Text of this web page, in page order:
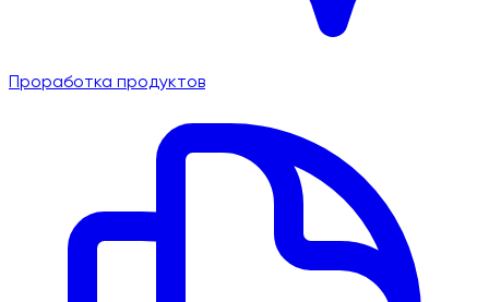
Проработка продуктов